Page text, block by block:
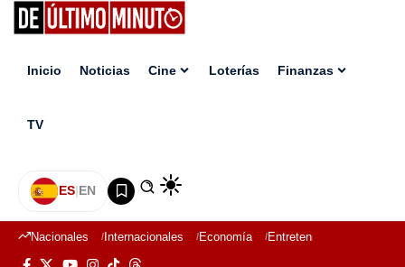
Inicio Noticias Cine Loterías Finanzas
TV
ES|EN
Nacionales Internacionales Economía Entretenimiento